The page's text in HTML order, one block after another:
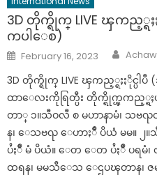
3D တိုက္ရိုက္ LIVE ၾကည့္ရႈ
ကပါေစ)
Posted
on
February 16, 2023 Author
3D တိုက္ရိုက္ LIVE ၾကည့္ရႈႏိုင္ပါ
ထာေလးကိုရြတ္ပီး တိုက္ရိုက္ၾကည့္ရ
တာ္ ၁။သီဝလီ စ မဟာနာမံ၊ သ
န၊ ေသဗၺ ေဟာႏၲဳ ပိယံ မမ။
ပႆႏၲဳ မံ ပိယံ။ ေတ ေတ ပႆႏၲဳ ပရမံ၊
ထရန၊ မမသီေသ ေဌပၾတာန၊ ဇ